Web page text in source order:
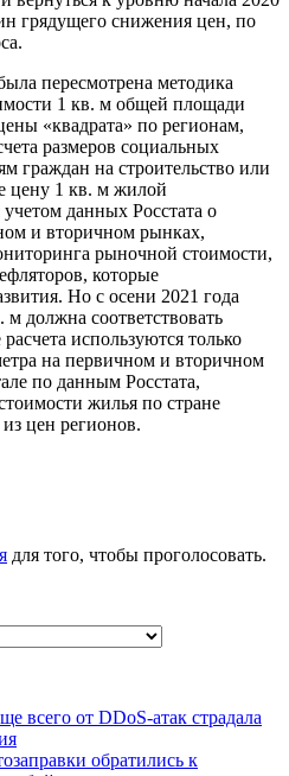
грядущего снижения цен, по
пересмотрена методика
1 кв. м общей площади
«квадрата» по регионам,
размеров социальных
граждан на строительство или
цену 1 кв. м жилой
данных Росстата о
и вторичном рынках,
рыночной стоимости,
которые
Но с осени 2021 года
должна соответствовать
используются только
на первичном и вторичном
по данным Росстата,
жилья по стране
цен регионов.
для того, чтобы проголосовать.
всего от DDoS-атак страдала
обратились к